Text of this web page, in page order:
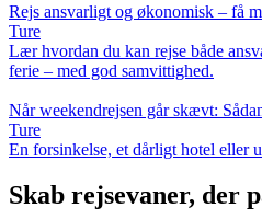
Rejs ansvarligt og økonomisk – få
Ture
Lær hvordan du kan rejse både
ferie – med god samvittighed.
Når weekendrejsen går skævt:
Ture
En forsinkelse, et dårligt hotel eller
Skab rejsevaner, der